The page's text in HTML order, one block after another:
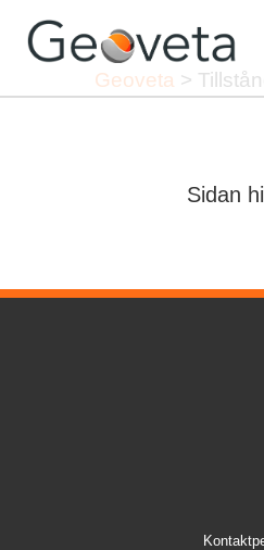
Geoveta >
Sidan